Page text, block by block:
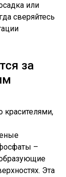
или
сверяйтесь
за
красителями,
–
Эта